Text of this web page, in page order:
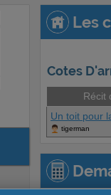
Les
Cotes
Récit
Un toit pour
tigerman